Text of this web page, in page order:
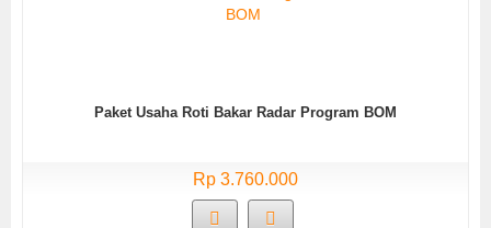
Paket Usaha Roti Bakar Radar Program BOM
Rp 3.760.000